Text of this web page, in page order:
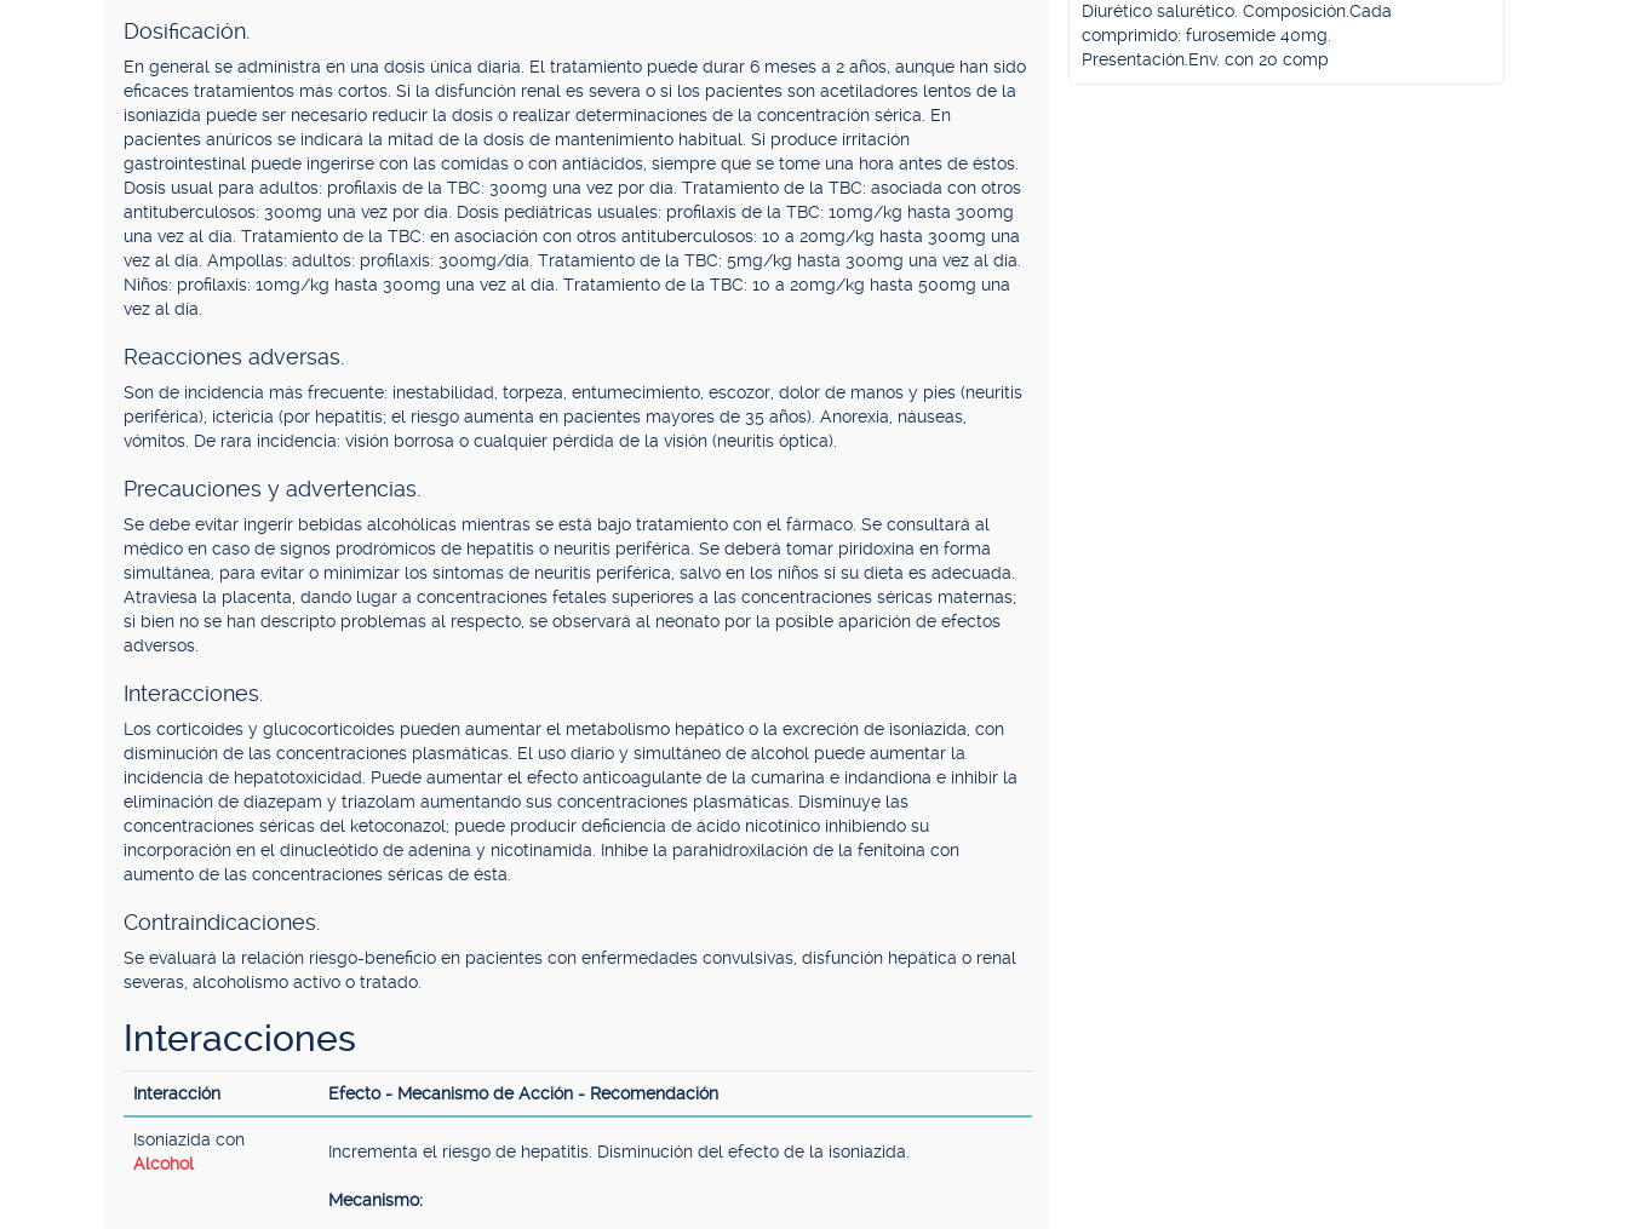
Dosificación.
En general se administra en una dosis única diaria. El tratamiento puede durar 6 meses a 2 años, aunque han sido
eficaces tratamientos más cortos. Si la disfunción renal es severa o si los pacientes son acetiladores lentos de la
isoniazida puede ser necesario reducir la dosis o realizar determinaciones de la concentración sérica. En
pacientes anúricos se indicará la mitad de la dosis de mantenimiento habitual. Si produce irritación
gastrointestinal puede ingerirse con las comidas o con antiácidos, siempre que se tome una hora antes de éstos.
Dosis usual para adultos: profilaxis de la TBC: 300mg una vez por día. Tratamiento de la TBC: asociada con otros
antituberculosos: 300mg una vez por día. Dosis pediátricas usuales: profilaxis de la TBC: 10mg/kg hasta 300mg
una vez al día. Tratamiento de la TBC: en asociación con otros antituberculosos: 10 a 20mg/kg hasta 300mg una
vez al día. Ampollas: adultos: profilaxis: 300mg/día. Tratamiento de la TBC: 5mg/kg hasta 300mg una vez al día.
Niños: profilaxis: 10mg/kg hasta 300mg una vez al día. Tratamiento de la TBC: 10 a 20mg/kg hasta 500mg una
vez al día.
Reacciones adversas.
Son de incidencia más frecuente: inestabilidad, torpeza, entumecimiento, escozor, dolor de manos y pies (neuritis
periférica), ictericia (por hepatitis; el riesgo aumenta en pacientes mayores de 35 años). Anorexia, náuseas,
vómitos. De rara incidencia: visión borrosa o cualquier pérdida de la visión (neuritis óptica).
Precauciones y advertencias.
Se debe evitar ingerir bebidas alcohólicas mientras se está bajo tratamiento con el fármaco. Se consultará al
médico en caso de signos prodrómicos de hepatitis o neuritis periférica. Se deberá tomar piridoxina en forma
simultánea, para evitar o minimizar los síntomas de neuritis periférica, salvo en los niños si su dieta es adecuada.
Atraviesa la placenta, dando lugar a concentraciones fetales superiores a las concentraciones séricas maternas;
si bien no se han descripto problemas al respecto, se observará al neonato por la posible aparición de efectos
adversos.
Interacciones.
Los corticoides y glucocorticoides pueden aumentar el metabolismo hepático o la excreción de isoniazida, con
disminución de las concentraciones plasmáticas. El uso diario y simultáneo de alcohol puede aumentar la
incidencia de hepatotoxicidad. Puede aumentar el efecto anticoagulante de la cumarina e indandiona e inhibir la
eliminación de diazepam y triazolam aumentando sus concentraciones plasmáticas. Disminuye las
concentraciones séricas del ketoconazol; puede producir deficiencia de ácido nicotínico inhibiendo su
incorporación en el dinucleótido de adenina y nicotinamida. Inhibe la parahidroxilación de la fenitoína con
aumento de las concentraciones séricas de ésta.
Contraindicaciones.
Se evaluará la relación riesgo-beneficio en pacientes con enfermedades convulsivas, disfunción hepática o renal
severas, alcoholismo activo o tratado.
Interacciones
Interacción Efecto - Mecanismo de Acción - Recomendación
Isoniazida con
Alcohol
Incrementa el riesgo de hepatitis. Disminución del efecto de la isoniazida.
Mecanismo:
Diurético salurético. Composición.Cada
comprimido: furosemide 40mg.
Presentación.Env. con 20 comp